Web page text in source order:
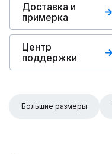
Доставка и
примерка
Центр
поддержки
Большие размеры